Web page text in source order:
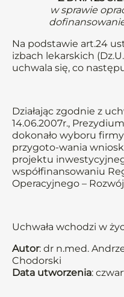
w sprawie
Na podstawie art.24
izbach lekarskich
uchwala się, co
Działając zgodnie z
14.06.2007r.,
dokonało wyboru
przygoto-wania
projektu
współfinansowaniu
Operacyjnego –
Uchwała wchodzi w
Autor: dr n.med.
Chodorski
Data utworzenia: